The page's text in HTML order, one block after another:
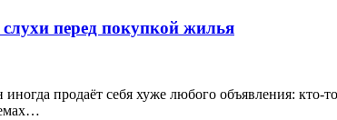
перед покупкой жилья
продаёт себя хуже любого объявления: